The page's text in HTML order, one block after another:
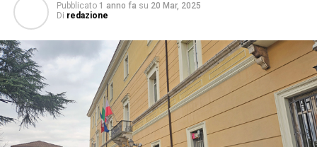
Pubblicato 1 anno fa su 20 Mar, 2025
Di redazione